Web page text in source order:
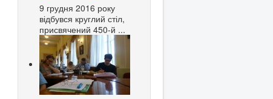
9 грудня 2016 року
відбувся круглий стіл,
присвячений 450-й ...